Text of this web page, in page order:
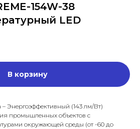
154W-38
LED
В корзину
– Энергоэффективный (143 лм/Вт)
промышленных объектов с
окружающей среды (от -60 до